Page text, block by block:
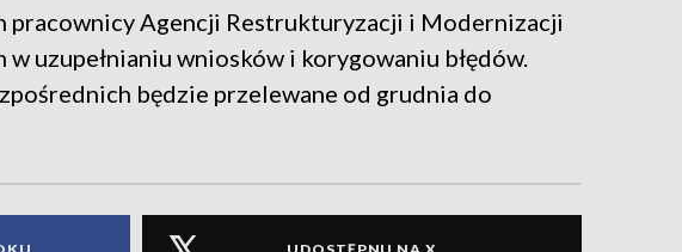
pracownicy Agencji Restrukturyzacji i Modernizacji
uzupełnianiu wniosków i korygowaniu błędów.
będzie przelewane od grudnia do